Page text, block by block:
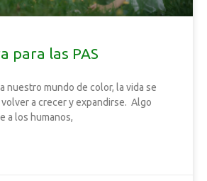
para las PAS
nuestro mundo de color, la vida se
a crecer y expandirse. Algo
a los humanos,